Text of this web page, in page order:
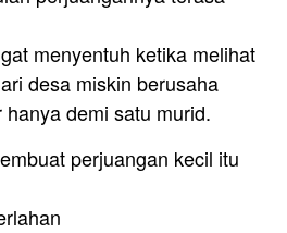
menyentuh ketika melihat
desa miskin berusaha
demi satu murid.
perjuangan kecil itu